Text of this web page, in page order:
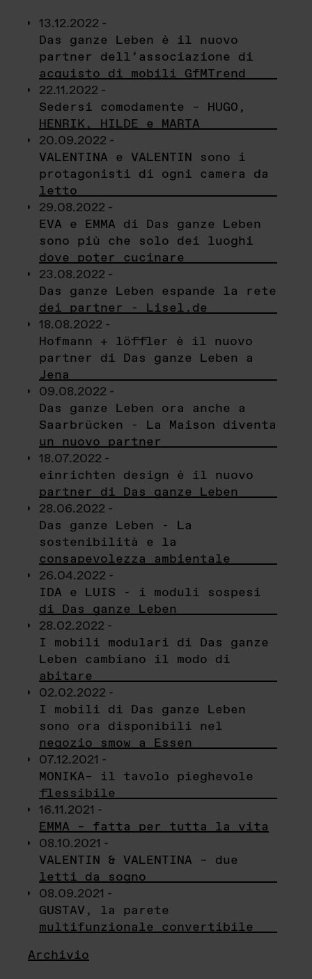
13.12.2022 -
Das ganze Leben è il nuovo
partner dell’associazione di
acquisto di mobili GfMTrend
22.11.2022 -
Sedersi comodamente – HUGO,
HENRIK, HILDE e MARTA
20.09.2022 -
VALENTINA e VALENTIN sono i
protagonisti di ogni camera da
letto
29.08.2022 -
EVA e EMMA di Das ganze Leben
sono più che solo dei luoghi
dove poter cucinare
23.08.2022 -
Das ganze Leben espande la rete
dei partner - Lisel.de
18.08.2022 -
Hofmann + löffler è il nuovo
partner di Das ganze Leben a
Jena
09.08.2022 -
Das ganze Leben ora anche a
Saarbrücken - La Maison diventa
un nuovo partner
18.07.2022 -
einrichten design è il nuovo
partner di Das ganze Leben
28.06.2022 -
Das ganze Leben - La
sostenibilità e la
consapevolezza ambientale
26.04.2022 -
IDA e LUIS - i moduli sospesi
di Das ganze Leben
28.02.2022 -
I mobili modulari di Das ganze
Leben cambiano il modo di
abitare
02.02.2022 -
I mobili di Das ganze Leben
sono ora disponibili nel
negozio smow a Essen
07.12.2021 -
MONIKA– il tavolo pieghevole
flessibile
16.11.2021 -
EMMA – fatta per tutta la vita
08.10.2021 -
VALENTIN & VALENTINA – due
letti da sogno
08.09.2021 -
GUSTAV, la parete
multifunzionale convertibile
Archivio